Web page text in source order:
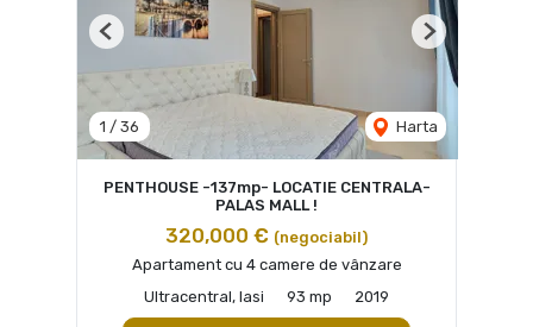
1 / 36 Harta
Previous Next
PENTHOUSE -137mp- LOCATIE CENTRALA-
PALAS MALL !
320,000 € (negociabil)
Apartament cu 4 camere de vânzare
Ultracentral, Iasi
93 mp 2019